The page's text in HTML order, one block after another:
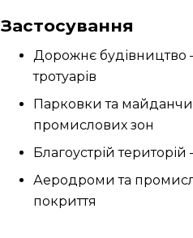
Застосування
Дорожнє будівництво
тротуарів
Парковки та
промислових зон
Благоустрій
Аеродроми та
покриття